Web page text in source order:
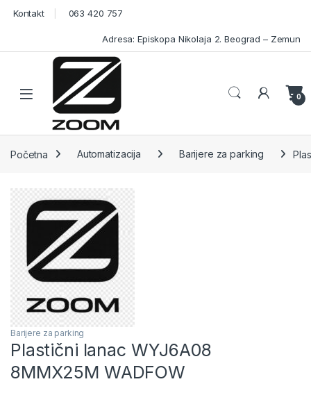
Skip to navigation
Skip to content
Kontakt 063 420 757
Adresa: Episkopa Nikolaja 2. Beograd – Zemun
Open 0
Početna Automatizacija Barijere za parking
Barijere za parking
Plastični lanac WYJ6A08
8MMX25M WADFOW